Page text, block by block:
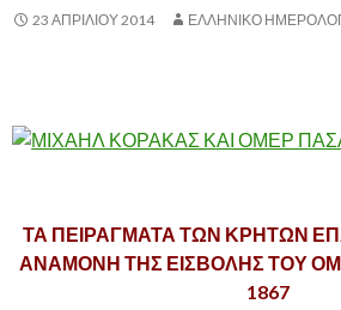
23 ΑΠΡΙΛΊΟΥ 2014 ΕΛΛΗΝΙΚΟ
ΤΑ ΠΕΙΡΑΓΜΑΤΑ ΤΩΝ ΚΡΗΤΩΝ
ΑΝΑΜΟΝΗ ΤΗΣ ΕΙΣΒΟΛΗΣ ΤΟΥ
1867